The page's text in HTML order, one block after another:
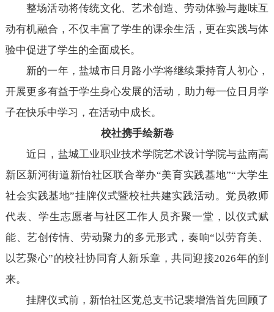
整场活动将传统文化、艺术创造、劳动体验与趣味互
动有机融合，不仅丰富了学生的课余生活，更在实践与体
验中促进了学生的全面成长。
新的一年，盐城市日月路小学将继续秉持育人初心，
开展更多有益于学生身心发展的活动，助力每一位日月学
子在快乐中学习，在活动中成长。
校社携手绘新卷
近日，盐城工业职业技术学院艺术设计学院与盐南高
新区新河街道新怡社区联合举办“美育实践基地”“大学生
社会实践基地”挂牌仪式暨校社共建实践活动。党员教师
代表、学生志愿者与社区工作人员齐聚一堂，以仪式赋
能、艺创传情、劳动聚力的多元形式，奏响“以劳育美、
以艺聚心”的校社协同育人新乐章，共同迎接2026年的到
来。
挂牌仪式前，新怡社区党总支书记裴增浩首先回顾了